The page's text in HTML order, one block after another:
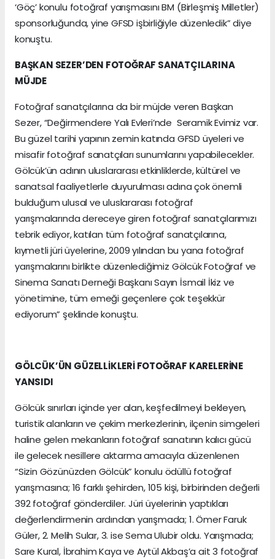
‘Göç’ konulu fotoğraf yarışmasını BM (Birleşmiş Milletler)
sponsorluğunda, yine GFSD işbirliğiyle düzenledik” diye
konuştu.
BAŞKAN SEZER’DEN FOTOĞRAF SANATÇILARINA
MÜJDE
Fotoğraf sanatçılarına da bir müjde veren Başkan
Sezer, “Değirmendere Yalı Evleri’nde Seramik Evimiz var.
Bu güzel tarihi yapının zemin katında GFSD üyeleri ve
misafir fotoğraf sanatçıları sunumlarını yapabilecekler.
Gölcük’ün adının uluslararası etkinliklerde, kültürel ve
sanatsal faaliyetlerle duyurulması adına çok önemli
bulduğum ulusal ve uluslararası fotoğraf
yarışmalarında dereceye giren fotoğraf sanatçılarımızı
tebrik ediyor, katılan tüm fotoğraf sanatçılarına,
kıymetli jüri üyelerine, 2009 yılından bu yana fotoğraf
yarışmalarını birlikte düzenlediğimiz Gölcük Fotoğraf ve
Sinema Sanatı Derneği Başkanı Sayın İsmail İkiz ve
yönetimine, tüm emeği geçenlere çok teşekkür
ediyorum” şeklinde konuştu.
GÖLCÜK’ÜN GÜZELLİKLERİ FOTOĞRAF KARELERİNE
YANSIDI
Gölcük sınırları içinde yer alan, keşfedilmeyi bekleyen,
turistik alanların ve çekim merkezlerinin, ilçenin simgeleri
haline gelen mekanların fotoğraf sanatının kalıcı gücü
ile gelecek nesillere aktarma amacıyla düzenlenen
“Sizin Gözünüzden Gölcük” konulu ödüllü fotoğraf
yarışmasına; 16 farklı şehirden, 105 kişi, birbirinden değerli
392 fotoğraf gönderdiler. Jüri üyelerinin yaptıkları
değerlendirmenin ardından yarışmada; 1. Ömer Faruk
Güler, 2. Melih Sular, 3. ise Sema Ulubir oldu. Yarışmada;
Sare Kural, İbrahim Kaya ve Aytül Akbaş’a ait 3 fotoğraf